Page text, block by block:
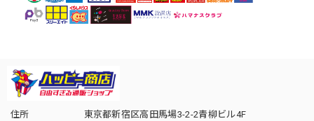
住所
東京都新宿区高田馬場3-2-2青柳ビル4F